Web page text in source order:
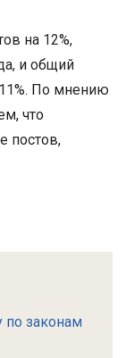
на 12%,
и общий
По мнению
что
постов,
по законам